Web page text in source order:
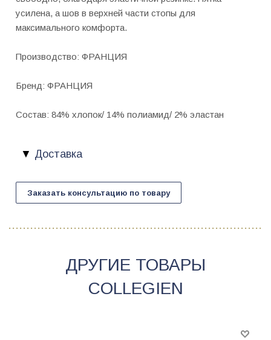
усилена, а шов в верхней части стопы для
максимального комфорта.
Производство: ФРАНЦИЯ
Бренд: ФРАНЦИЯ
Состав: 84% хлопок/ 14% полиамид/ 2% эластан
Доставка
Заказать консультацию по товару
ДРУГИЕ ТОВАРЫ
COLLEGIEN